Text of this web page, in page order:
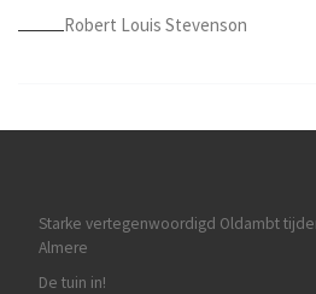
Robert Louis Stevenson
Starke vertegenwoordigd Oldambt
Almere
De tuin in!